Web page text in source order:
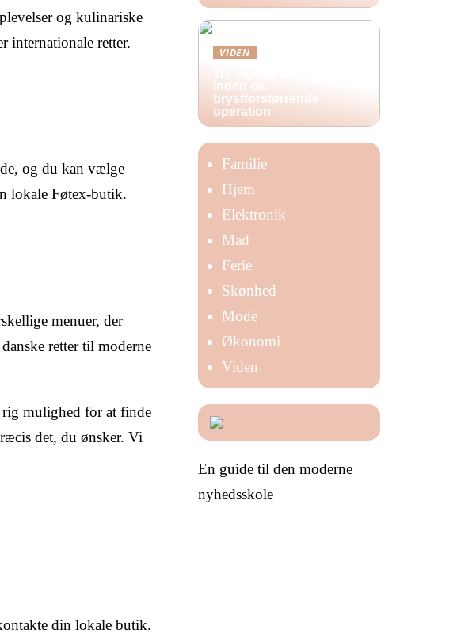
og kulinariske
internationale retter.
og du kan vælge
lokale Føtex-butik.
menuer, der
retter til moderne
mulighed for at finde
det, du ønsker. Vi
din lokale butik.
VIDEN
inden en
brystforstørrende
operation
Familie
Hjem
Elektronik
Mad
Ferie
Skønhed
Mode
Økonomi
Viden
En guide til den moderne
nyhedsskole